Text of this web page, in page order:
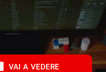
VAI A VEDERE